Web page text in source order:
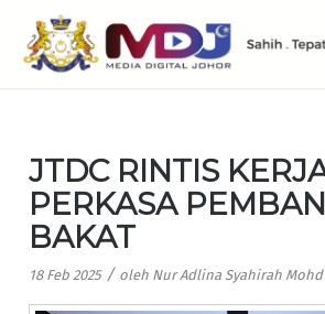
JTDC RINTIS
PERKASA
BAKAT
18 Feb 2025 / oleh Nur Adlina Syahirah